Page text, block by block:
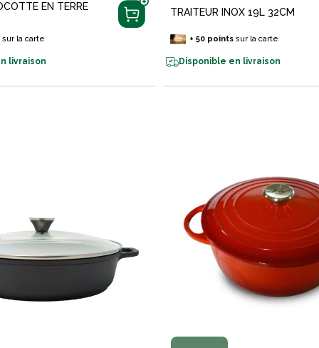
EN TERRE
sur la carte
livraison
TRAITEUR INOX 19L 32CM
+ 50pointssur la carte
Disponible en livraison